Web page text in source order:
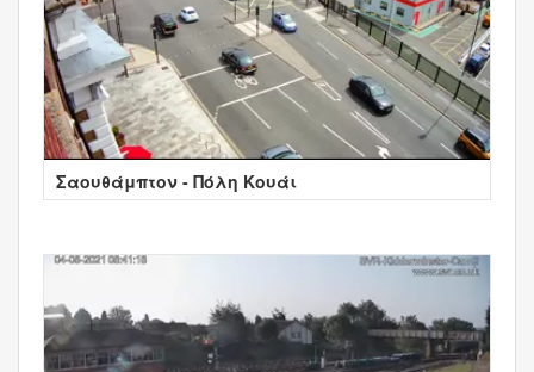
Σαουθάμπτον - Πόλη Κουάι